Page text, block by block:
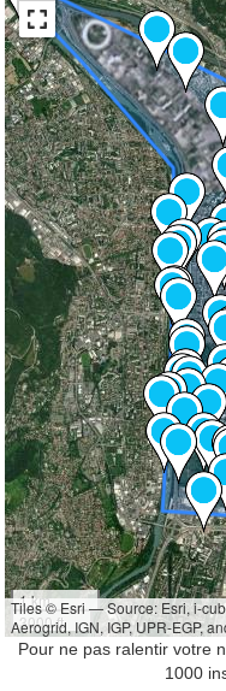
1 km
3000 ft
Tiles © Esri — Source: Esri, i-
Aerogrid, IGN, IGP, UPR-EGP,
Pour ne pas ralentir votre
1000